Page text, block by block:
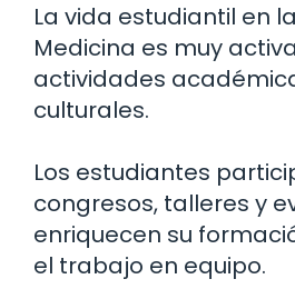
La vida estudiantil en
Medicina es muy
actividades
culturales.
Los estudiantes
congresos, talleres y
enriquecen su
el trabajo en equipo.